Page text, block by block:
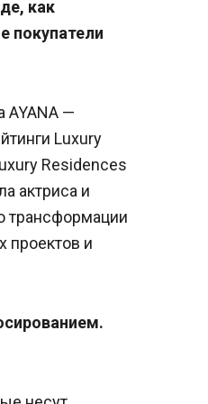
как
покупатели
AYANA —
Luxury
Residences
актриса и
трансформации
проектов и